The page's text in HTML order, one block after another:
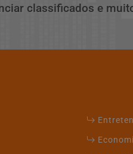
classificados e